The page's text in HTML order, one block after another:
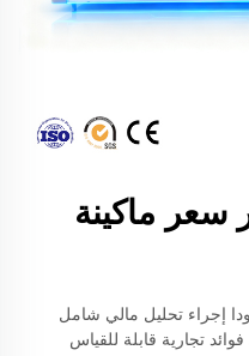
سعر ماكينة
إجراء تحليل مالي شامل
تجارية قابلة للقياس